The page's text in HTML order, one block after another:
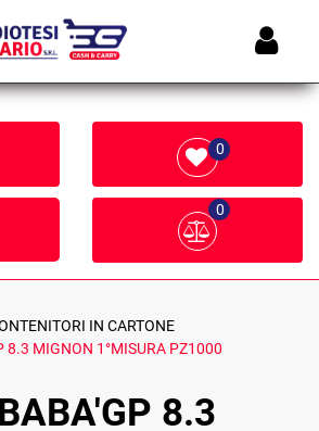
0
0
IN CARTONE
8.3 MIGNON 1°MISURA PZ1000
8.3